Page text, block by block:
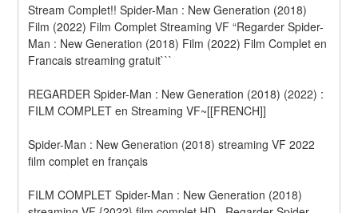
Stream Complet!! Spider-Man : New Generation (2018)
Film (2022) Film Complet Streaming VF “Regarder Spider-
Man : New Generation (2018) Film (2022) Film Complet en
Francais streaming gratuit```
REGARDER Spider-Man : New Generation (2018) (2022) :
FILM COMPLET en Streaming VF~[[FRENCH]]
Spider-Man : New Generation (2018) streaming VF 2022
film complet en français
FILM COMPLET Spider-Man : New Generation (2018)